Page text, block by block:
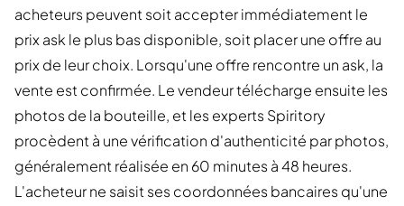
acheteurs peuvent soit accepter immédiatement le
prix ask le plus bas disponible, soit placer une offre au
prix de leur choix. Lorsqu'une offre rencontre un ask, la
vente est confirmée. Le vendeur télécharge ensuite les
photos de la bouteille, et les experts Spiritory
procèdent à une vérification d'authenticité par photos,
généralement réalisée en 60 minutes à 48 heures.
L'acheteur ne saisit ses coordonnées bancaires qu'une